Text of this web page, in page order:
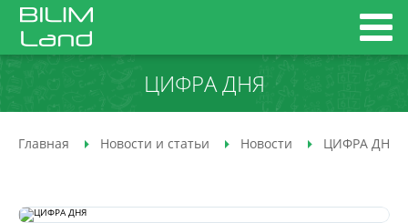
ЦИФРА ДНЯ
Главная Новости и статьи Новости ЦИФРА ДНЯ